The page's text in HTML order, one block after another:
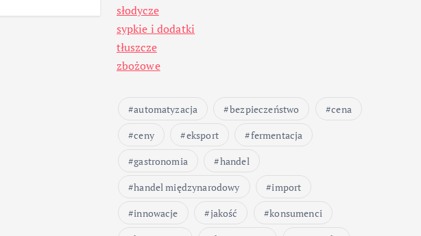
słodycze
sypkie i dodatki
tłuszcze
zbożowe
automatyzacja bezpieczeństwo
cena
ceny
eksport
fermentacja
gastronomia
handel
handel międzynarodowy
import
innowacje
jakość
konsumenci